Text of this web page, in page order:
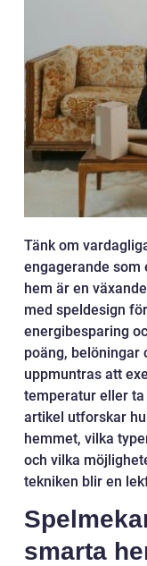
Tänk om
engagerande som
hem är en
med speldesign
energibesparing
poäng, belöningar
uppmuntras att
temperatur eller
artikel utforskar
hemmet, vilka
och vilka
tekniken blir en
smarta